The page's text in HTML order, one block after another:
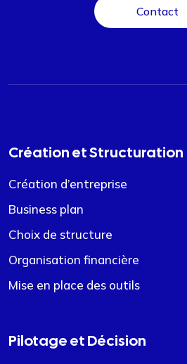
Contact
Création et Structuration
Création d’entreprise
Business plan
Choix de structure
Organisation financière
Mise en place des outils
Pilotage et Décision